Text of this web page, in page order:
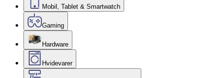
Mobil, Tablet & Smartwatch
Gaming
Hardware
Hvidevarer